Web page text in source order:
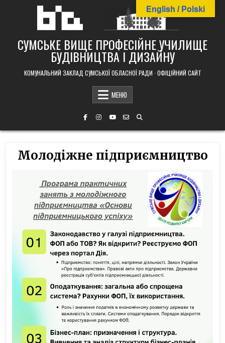
СУМСЬКЕ ВИЩЕ ПРОФЕСІЙНЕ УЧИЛИЩЕ
БУДІВНИЦТВА І ДИЗАЙНУ
КОМУНАЛЬНИЙ ЗАКЛАД СУМСЬКОЇ ОБЛАСНОЇ РАДИ · ОФІЦІЙНИЙ САЙТ
МЕНЮ
Молодіжне підприємництво
English / Polski